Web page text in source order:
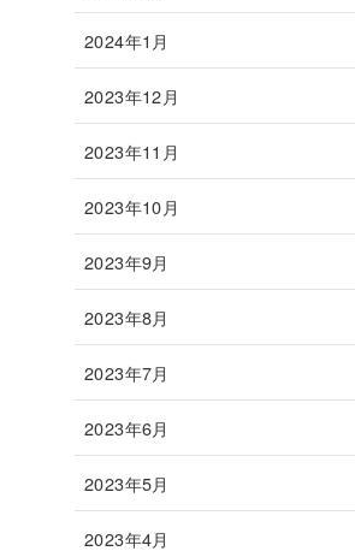
2024年1月
2023年12月
2023年11月
2023年10月
2023年9月
2023年8月
2023年7月
2023年6月
2023年5月
2023年4月